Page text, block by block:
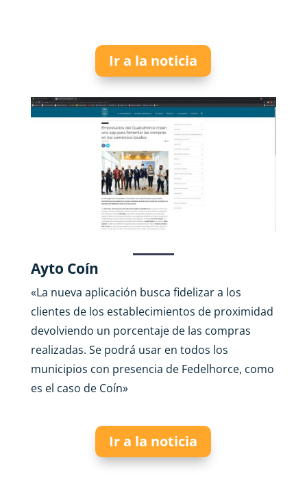
Ir a la noticia
Ayto Coín
«La nueva aplicación busca fidelizar a los
clientes de los establecimientos de proximidad
devolviendo un porcentaje de las compras
realizadas. Se podrá usar en todos los
municipios con presencia de Fedelhorce, como
es el caso de Coín»
Ir a la noticia